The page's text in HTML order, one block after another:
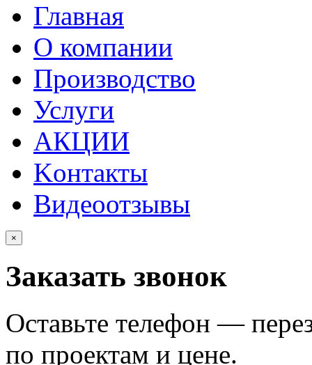
Главная
О компании
Производство
Услуги
АКЦИИ
Kонтакты
Видеоотзывы
×
Заказать звонок
Оставьте телефон —
по проектам и цене.